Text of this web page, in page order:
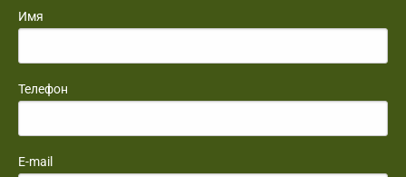
Имя
Телефон
E-mail